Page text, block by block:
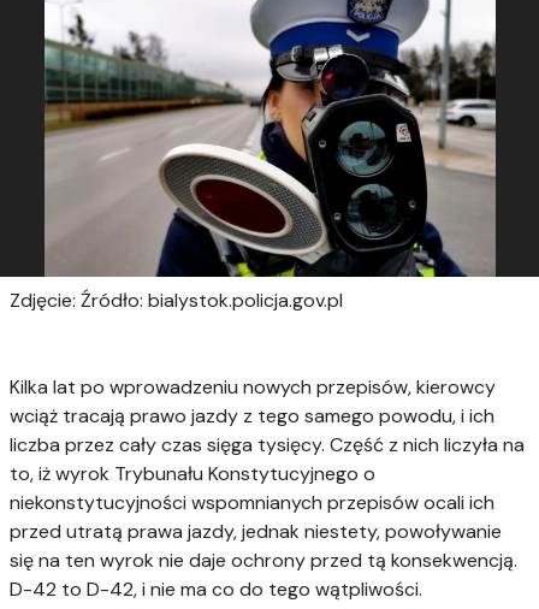
Zdjęcie: Źródło: bialystok.policja.gov.pl
Kilka lat po wprowadzeniu nowych przepisów, kierowcy
wciąż tracają prawo jazdy z tego samego powodu, i ich
liczba przez cały czas sięga tysięcy. Część z nich liczyła na
to, iż wyrok Trybunału Konstytucyjnego o
niekonstytucyjności wspomnianych przepisów ocali ich
przed utratą prawa jazdy, jednak niestety, powoływanie
się na ten wyrok nie daje ochrony przed tą konsekwencją.
D-42 to D-42, i nie ma co do tego wątpliwości.